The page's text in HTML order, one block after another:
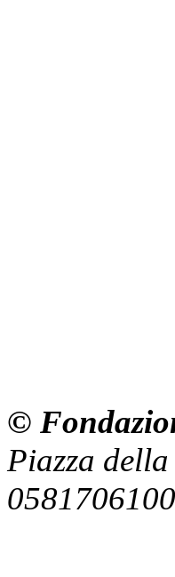
©
Piazza